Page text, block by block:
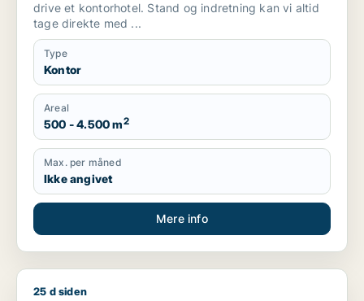
drive et kontorhotel. Stand og indretning kan vi altid
tage direkte med ...
Type
Kontor
Areal
500 - 4.500 m2
Max. per måned
Ikke angivet
Mere info
Lars søger kontor, lager eller produktionslokaler til leje i
25 d siden